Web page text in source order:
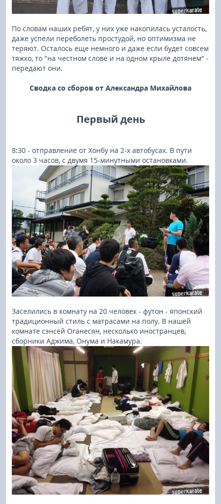
По словам наших ребят, у них уже накопилась усталость,
даже успели переболеть простудой, но оптимизма не
теряют. Осталось еще немного и даже если будет совсем
тяжко, то "на честном слове и на одном крыле дотянем" -
передают они.
Сводка со сборов от Александра Михайлова
Первый день
8:30 - отправление от Хонбу на 2-х автобусах. В пути
около 3 часов, с двумя 15-минутными остановками.
Заселились в комнату на 20 человек - футон - японский
традиционный стиль с матрасами на полу. В нашей
комнате сэнсей Оганесян, несколько иностранцев,
сборники Аджима, Онума и Накамура.